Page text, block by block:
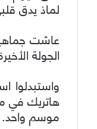
لماذ يدق
عاشت
الجولة
واستبدلوا
موسم واحد.